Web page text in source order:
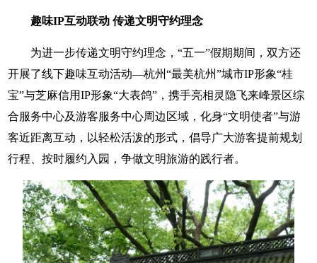
趣味IP互动联动 传递文明守约理念
为进一步传递文明守约理念，“五一”假期期间，双方还
开展了线下趣味互动活动—杭州“最美杭州”城市IP形象“桂
宝”与芝麻信用IP形象“大表鸽”，携手亮相灵隐飞来峰景区综
合服务中心及游客服务中心周边区域，化身“文明使者”与游
客近距离互动，以轻松活泼的形式，倡导广大游客提前规划
行程、按时履约入园，争做文明旅游的践行者。